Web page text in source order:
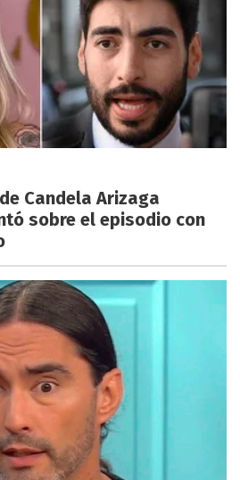
Candela Arizaga
sobre el episodio con